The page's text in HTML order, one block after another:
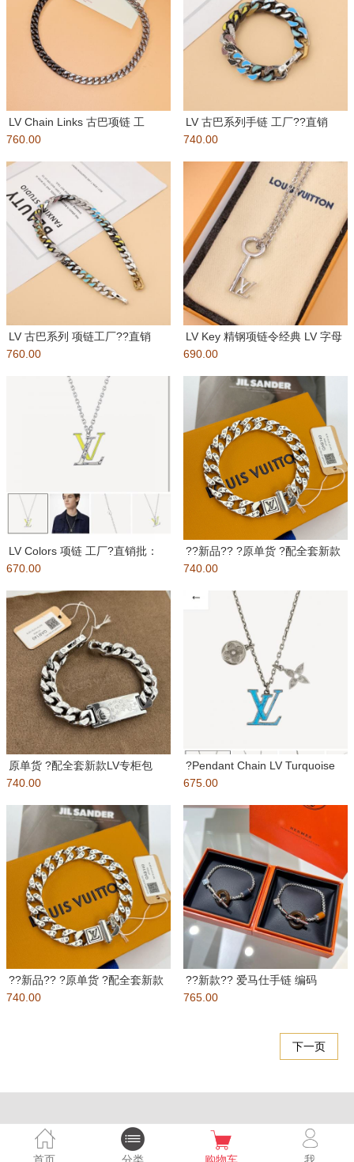
LV Chain Links 古巴项链 工
厂??直销批：
760.00
LV 古巴系列手链 工厂??直销
批： 包装：如图所示 盒子
740.00
LV 古巴系列 项链工厂??直销
批： 包装：如图所示 盒子
760.00
LV Key 精钢项链令经典 LV 字母
附着于钥匙挂坠，后者
690.00
LV Colors 项链 工厂?直销批：
包装：如图所示
670.00
??新品?? ?原单货 ?配全套新款
LV专柜包装??带专
740.00
原单货 ?配全套新款LV专柜包
装??带专柜认证标签 ?L
740.00
?Pendant Chain LV Turquoise
675.00
??新品?? ?原单货 ?配全套新款
LV专柜包装??带专
740.00
??新款?? 爱马仕手链 编码
2237645 HERME
765.00
下一页